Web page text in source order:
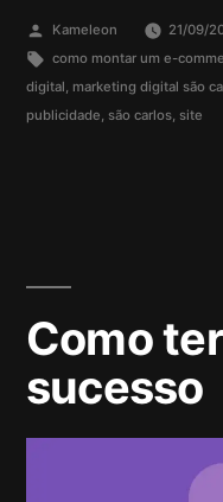
Kameleon 21/09/
como montar um e-
digital, marketing digital são
publicidade, são carlos, site
Como
sucesso